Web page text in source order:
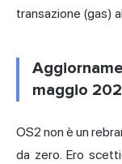
transazione (gas)
maggio
OS2 non è un
da zero. Ero